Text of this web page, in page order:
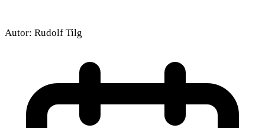
Autor: Rudolf Tilg